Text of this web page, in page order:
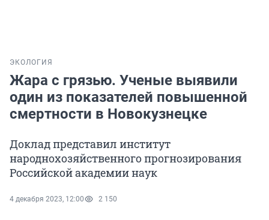
ЭКОЛОГИЯ
Жара с грязью. Ученые выявили
один из показателей повышенной
смертности в Новокузнецке
Доклад представил институт
народнохозяйственного прогнозирования
Российской академии наук
4 декабря 2023, 12:00 2 150